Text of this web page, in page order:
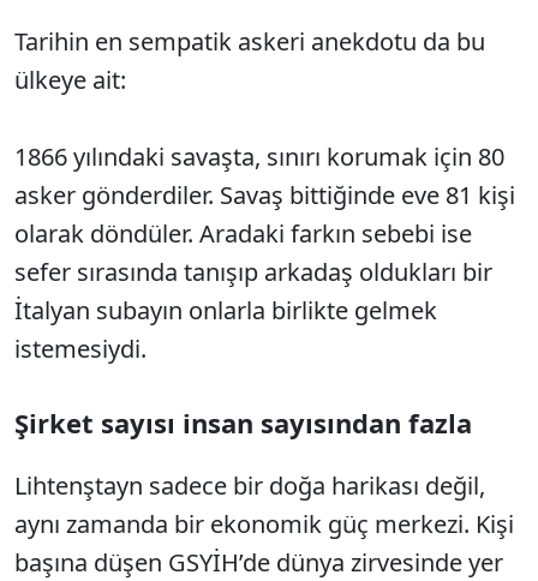
Tarihin en sempatik askeri anekdotu da bu
ülkeye ait:
1866 yılındaki savaşta, sınırı korumak için 80
asker gönderdiler. Savaş bittiğinde eve 81 kişi
olarak döndüler. Aradaki farkın sebebi ise
sefer sırasında tanışıp arkadaş oldukları bir
İtalyan subayın onlarla birlikte gelmek
istemesiydi.
Şirket sayısı insan sayısından fazla
Lihtenştayn sadece bir doğa harikası değil,
aynı zamanda bir ekonomik güç merkezi. Kişi
başına düşen GSYİH’de dünya zirvesinde yer